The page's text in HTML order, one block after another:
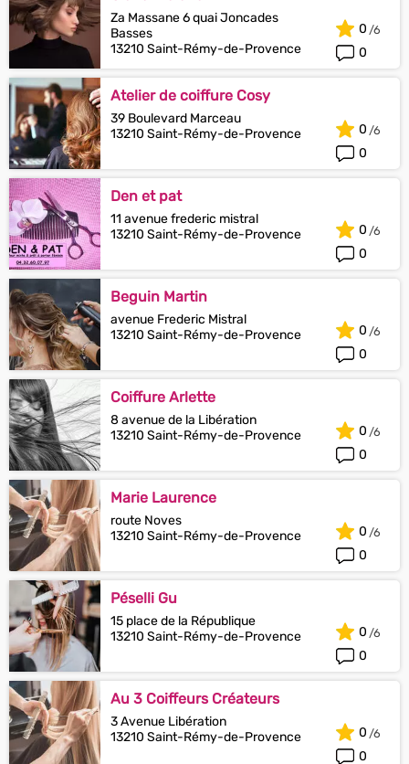
Za Massane 6 quai Joncades
Basses
13210 Saint-Rémy-de-Provence
0
0
Atelier de coiffure Cosy
39 Boulevard Marceau
13210 Saint-Rémy-de-Provence
0
0
Den et pat
11 avenue frederic mistral
13210 Saint-Rémy-de-Provence
0
0
Beguin Martin
avenue Frederic Mistral
13210 Saint-Rémy-de-Provence
0
0
Coiffure Arlette
8 avenue de la Libération
13210 Saint-Rémy-de-Provence
0
0
Marie Laurence
route Noves
13210 Saint-Rémy-de-Provence
0
0
Péselli Gu
15 place de la République
13210 Saint-Rémy-de-Provence
0
0
Au 3 Coiffeurs Créateurs
3 Avenue Libération
13210 Saint-Rémy-de-Provence
0
0